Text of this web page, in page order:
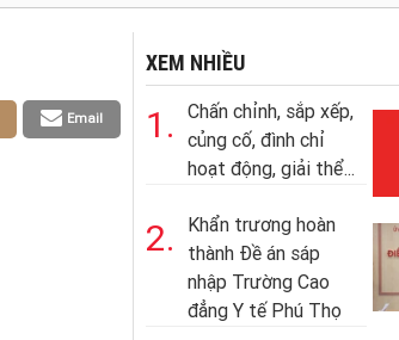
Email
XEM NHIỀU
1.
Chấn chỉnh, sắp xếp,
củng cố, đình chỉ
hoạt động, giải thể...
2.
Khẩn trương hoàn
thành Đề án sáp
nhập Trường Cao
đẳng Y tế Phú Thọ